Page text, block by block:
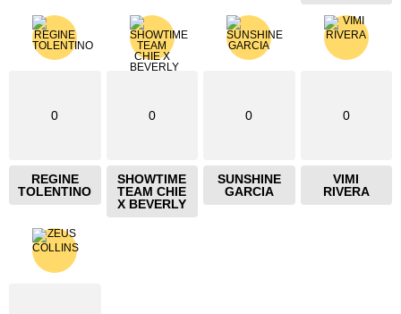
0
REGINE
TOLENTINO
0
SHOWTIME
TEAM CHIE
X BEVERLY
0
SUNSHINE
GARCIA
0
VIMI
RIVERA